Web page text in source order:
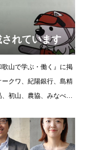
れています
山で学ぶ・働く』に掲
クワ、紀陽銀行、島精
初山、農協、みなべな